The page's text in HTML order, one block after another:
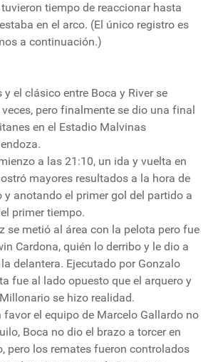
tiempo de reaccionar hasta
en el arco. (El único registro es
a continuación.)
y el clásico entre Boca y River se
pero finalmente se dio una final
en el Estadio Malvinas
a las 21:10, un ida y vuelta en
mayores resultados a la hora de
y anotando el primer gol del partido a
primer tiempo.
se metió al área con la pelota pero fue
Cardona, quién lo derribo y le dio a
delantera. Ejecutado por Gonzalo
fue al lado opuesto que el arquero y
se hizo realidad.
favor el equipo de Marcelo Gallardo no
Boca no dio el brazo a torcer en
pero los remates fueron controlados